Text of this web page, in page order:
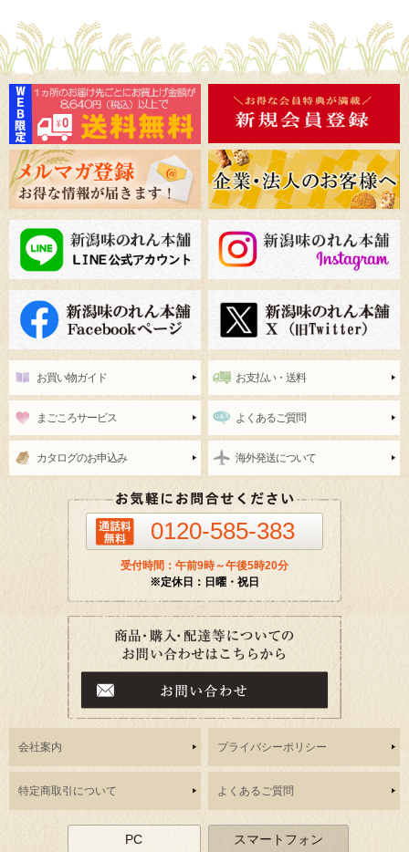
お買い物ガイド お支払い・送料
まごころサービス よくあるご質問
カタログのお申込み 海外発送について
0120-585-383
受付時間：午前9時～午後5時20分
※定休日：日曜・祝日
会社案内 プライバシーポリシー
特定商取引について よくあるご質問
PC スマートフォン